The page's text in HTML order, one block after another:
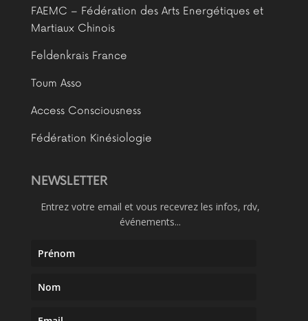
FAEMC – Fédération des Arts Energétiques et
Martiaux Chinois
Feldenkrais France
Toum Asso
Access Consciousness
Fédération Kinésiologie
NEWSLETTER
Entrez votre email et vous recevrez les infos, rdv,
événements...